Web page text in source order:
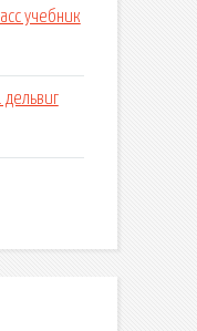
учебник
дельвиг